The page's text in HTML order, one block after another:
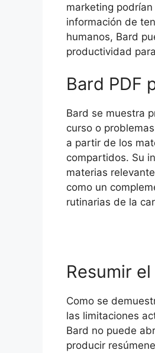
marketing
información de
humanos, Bard
productividad
Bard PDF
Bard se muestra
curso o
a partir de los
compartidos. Su
materias
como un
rutinarias de la
Resumir
Como se
las limitaciones
Bard no puede
producir